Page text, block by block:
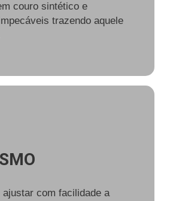
couro sintético e
trazendo aquele
ajustar com facilidade a